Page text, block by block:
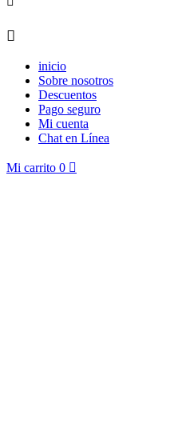

inicio
Sobre nosotros
Descuentos
Pago seguro
Mi cuenta
Chat en Línea
Mi carrito 0 